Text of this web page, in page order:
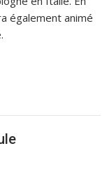
également animé